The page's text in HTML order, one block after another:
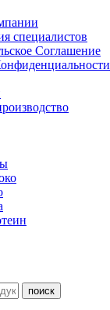
специалистов
Соглашение
поиск